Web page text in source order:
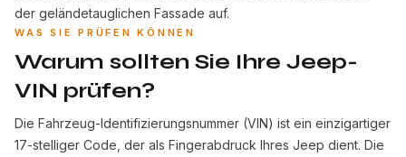
der geländetauglichen Fassade auf.
WAS SIE PRÜFEN KÖNNEN
Warum sollten Sie Ihre Jeep-
VIN prüfen?
Die Fahrzeug-Identifizierungsnummer (VIN) ist ein einzigartiger
17-stelliger Code, der als Fingerabdruck Ihres Jeep dient. Die